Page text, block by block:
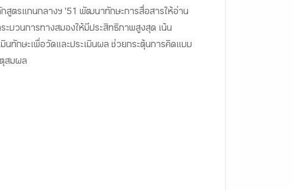
สูตรแกนกลางฯ '51 พัฒนาทักษะการสื่อสารให้อ่าน
ะบวนการทางสมองให้มีประสิทธิภาพสูงสุด เน้น
ทักษะเพื่อวัดและประเมินผล ช่วยกระตุ้นการคิดแบบ
สมผล